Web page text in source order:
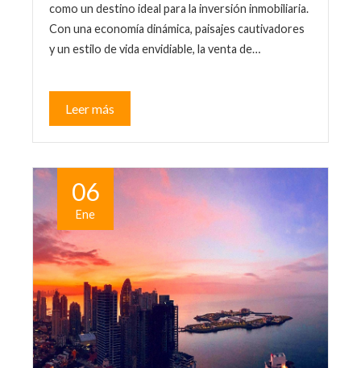
como un destino ideal para la inversión inmobiliaria.
Con una economía dinámica, paisajes cautivadores
y un estilo de vida envidiable, la venta de…
Leer más
06
Ene